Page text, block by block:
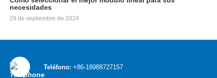
necesidades
29 de septiembre de 2024
Teléfono: +86-18988727157